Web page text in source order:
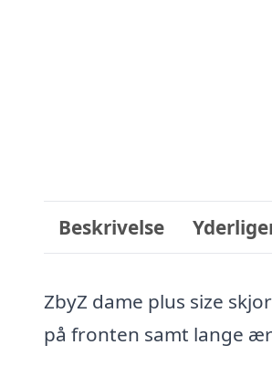
Beskrivelse
ZbyZ dame plus size
på fronten samt lange